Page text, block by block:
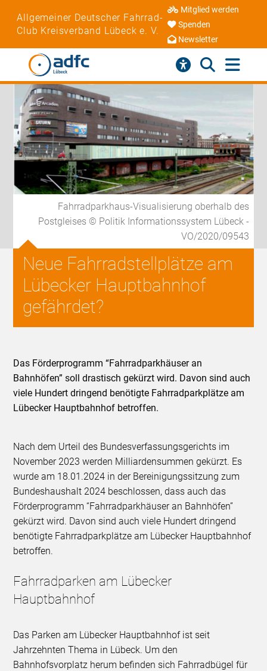
Allgemeiner Deutscher Fahrrad-
Club Kreisverband Lübeck e. V.
Mitglied werden
Spenden
Newsletter
Fahrradparkhaus-Visualisierung oberhalb des
Postgleises © Politik Informationssystem Lübeck -
VO/2020/09543
Neue Fahrradstellplätze am
Lübecker Hauptbahnhof
gefährdet?
Das Förderprogramm “Fahrradparkhäuser an
Bahnhöfen” soll drastisch gekürzt wird. Davon sind auch
viele Hundert dringend benötigte Fahrradparkplätze am
Lübecker Hauptbahnhof betroffen.
Nach dem Urteil des Bundesverfassungsgerichts im
November 2023 werden Milliardensummen gekürzt. Es
wurde am 18.01.2024 in der Bereinigungssitzung zum
Bundeshaushalt 2024 beschlossen, dass auch das
Förderprogramm “Fahrradparkhäuser an Bahnhöfen”
gekürzt wird. Davon sind auch viele Hundert dringend
benötigte Fahrradparkplätze am Lübecker Hauptbahnhof
betroffen.
Fahrradparken am Lübecker
Hauptbahnhof
Das Parken am Lübecker Hauptbahnhof ist seit
Jahrzehnten Thema in Lübeck. Um den
Bahnhofsvorplatz herum befinden sich Fahrradbügel für